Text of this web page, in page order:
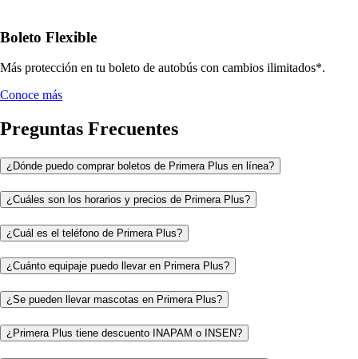
Boleto Flexible
Más protección en tu boleto de autobús con cambios ilimitados*.
Conoce más
Preguntas Frecuentes
¿Dónde puedo comprar boletos de Primera Plus en línea?
¿Cuáles son los horarios y precios de Primera Plus?
¿Cuál es el teléfono de Primera Plus?
¿Cuánto equipaje puedo llevar en Primera Plus?
¿Se pueden llevar mascotas en Primera Plus?
¿Primera Plus tiene descuento INAPAM o INSEN?